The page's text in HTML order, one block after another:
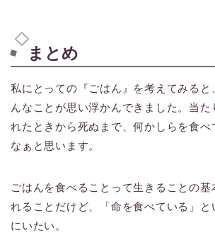
まとめ
私にとっての『ごはん』を考えてみると
んなことが思い浮かんできました。当た
れたときから死ぬまで、何かしらを食べ
なぁと思います。
ごはんを食べることって生きることの基
れることだけど、「命を食べている」と
にいたい。